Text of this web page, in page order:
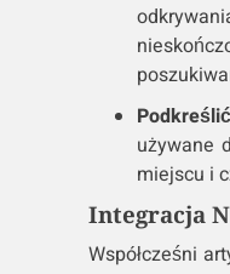
Podkreślić
używane
miejscu i
Integracja
Współcześni